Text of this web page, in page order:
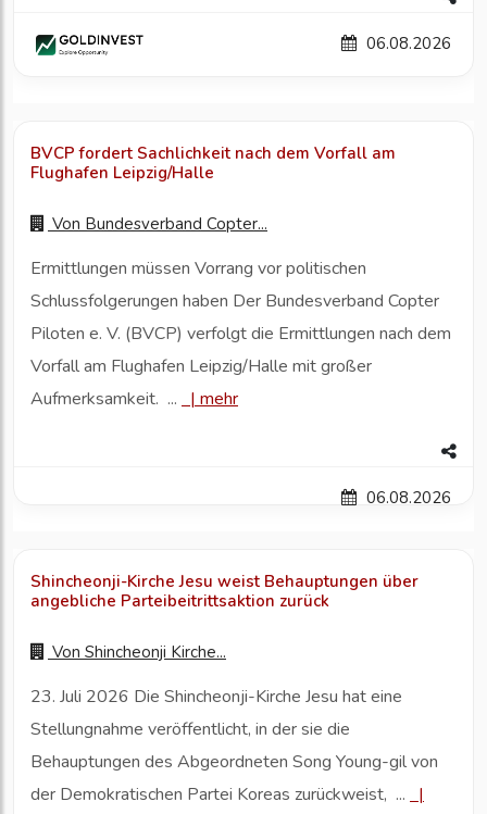
06.08.2026
BVCP fordert Sachlichkeit nach dem Vorfall am
Flughafen Leipzig/Halle
Von Bundesverband Copter...
Ermittlungen müssen Vorrang vor politischen
Schlussfolgerungen haben Der Bundesverband Copter
Piloten e. V. (BVCP) verfolgt die Ermittlungen nach dem
Vorfall am Flughafen Leipzig/Halle mit großer
Aufmerksamkeit. ...
| mehr
06.08.2026
Shincheonji-Kirche Jesu weist Behauptungen über
angebliche Parteibeitrittsaktion zurück
Von Shincheonji Kirche...
23. Juli 2026 Die Shincheonji-Kirche Jesu hat eine
Stellungnahme veröffentlicht, in der sie die
Behauptungen des Abgeordneten Song Young-gil von
der Demokratischen Partei Koreas zurückweist, ...
|